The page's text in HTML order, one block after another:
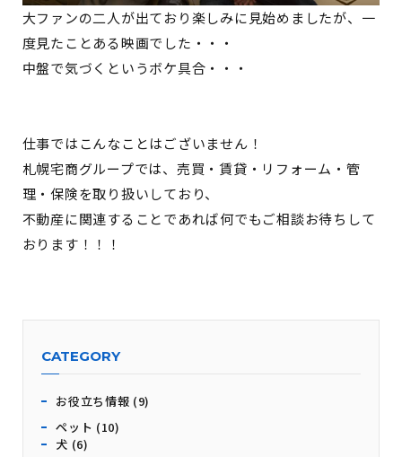
大ファンの二人が出ており楽しみに見始めましたが、一
度見たことある映画でした・・・
中盤で気づくというボケ具合・・・
仕事ではこんなことはございません！
札幌宅商グループでは、売買・賃貸・リフォーム・管
理・保険を取り扱いしており、
不動産に関連することであれば何でもご相談お待ちして
おります！！！
CATEGORY
お役立ち情報 (9)
ペット (10)
犬 (6)